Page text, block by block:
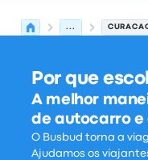
...
Por que
A melhor
de autocarro e
O Busbud torna a
Ajudamos os